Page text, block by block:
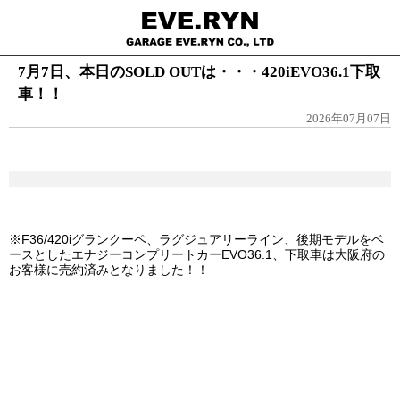
7月7日、本日のSOLD OUTは・・・420iEVO36.1下取
車！！
2026年07月07日
※F36/420iグランクーペ、ラグジュアリーライン、後期モデルをベ
ースとしたエナジーコンプリートカーEVO36.1、下取車は大阪府の
お客様に売約済みとなりました！！